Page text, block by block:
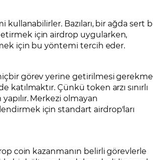
kullanabilirler. Bazıları, bir ağda sert
için airdrop uygularken,
için bu yöntemi tercih eder.
görev yerine getirilmesi
Çünkü token arzı sınırlı
Merkezi olmayan
için standart airdrop'ları
coin kazanmanın belirli görevlerle